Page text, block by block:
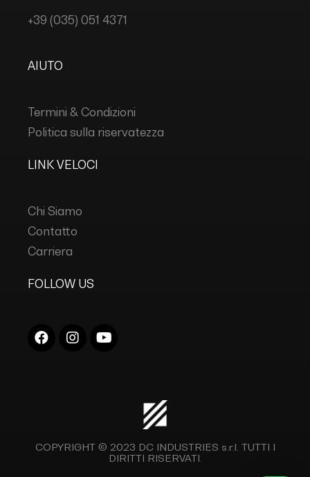
+39 (035) 051 4371
AIUTO
Termini & Condizioni
Politica sulla riservatezza
LINK VELOCI
Chi Siamo
Contatto
Carriera
FOLLOW US
COPYRIGHT © 2023 DC INDUSTRIES s.r.l. TUTTI I
DIRITTI RISERVATI.